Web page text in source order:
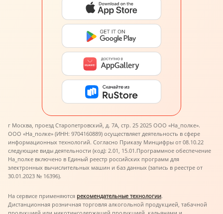
г Москва, проезд Старопетровский, д. 7А, стр. 25 2025 ООО «На_полке».
ООО «На_полке» (ИНН: 9704160889) осуществляет деятельность в сфере
информационных технологий. Согласно Приказу Минцифры от 08.10.22
следующие виды деятельности (код): 2.01, 15.01.Программное обеспечение
На_полке включено в Единый реестр российских программ для
электронных вычислительных машин и баз данных (запись в реестре от
30.01.2023 № 16396).
На сервисе применяются рекомендательные технологии.
Дистанционная розничная торговля алкогольной продукцией, табачной